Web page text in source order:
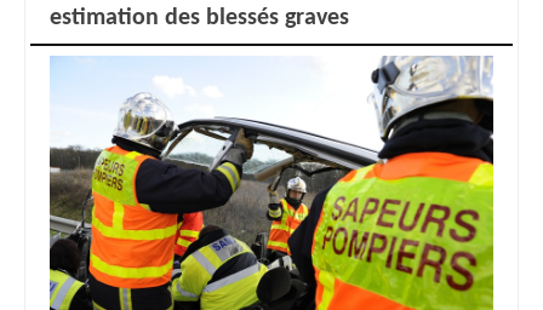
estimation des blessés graves